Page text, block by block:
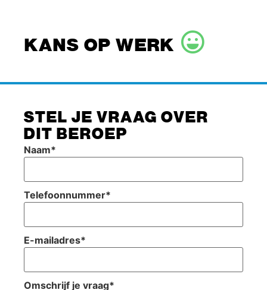
KANS OP WERK
STEL JE VRAAG OVER
DIT BEROEP
Naam*
Telefoonnummer*
E-mailadres*
Omschrijf je vraag*